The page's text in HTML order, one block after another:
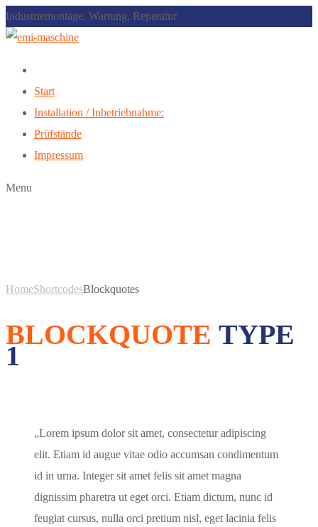
Industriemontage, Wartung, Reparatur
Start
Installation / Inbetriebnahme:
Prüfstände
Impressum
Menu
HomeShortcodesBlockquotes
BLOCKQUOTE TYPE
1
Lorem ipsum dolor sit amet, consectetur adipiscing
elit. Etiam id augue vitae odio accumsan condimentum
id in urna. Integer sit amet felis sit amet magna
dignissim pharetra ut eget orci. Etiam dictum, nunc id
feugiat cursus, nulla orci pretium nisl, eget lacinia felis